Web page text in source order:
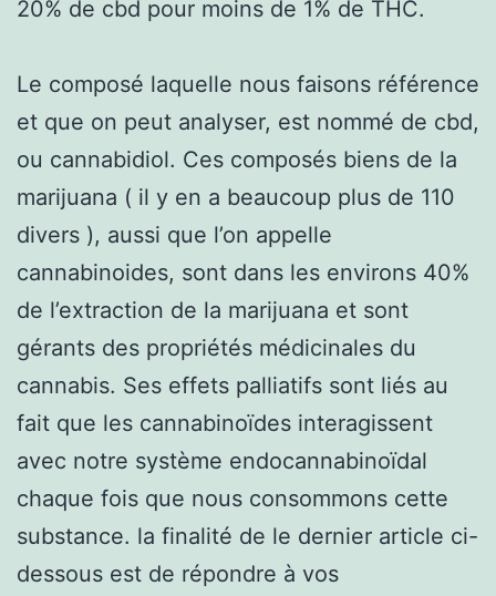
20% de cbd pour moins de 1% de THC.
Le composé laquelle nous faisons référence
et que on peut analyser, est nommé de cbd,
ou cannabidiol. Ces composés biens de la
marijuana ( il y en a beaucoup plus de 110
divers ), aussi que l’on appelle
cannabinoides, sont dans les environs 40%
de l’extraction de la marijuana et sont
gérants des propriétés médicinales du
cannabis. Ses effets palliatifs sont liés au
fait que les cannabinoïdes interagissent
avec notre système endocannabinoïdal
chaque fois que nous consommons cette
substance. la finalité de le dernier article ci-
dessous est de répondre à vos